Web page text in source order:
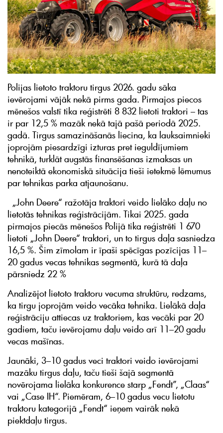
Polijas lietoto traktoru tirgus 2026. gadu sāka
ievērojami vājāk nekā pirms gada. Pirmajos piecos
mēnešos valstī tika reģistrēti 8 832 lietoti traktori – tas
ir par 12,5 % mazāk nekā tajā pašā periodā 2025.
gadā. Tirgus samazināšanās liecina, ka lauksaimnieki
joprojām piesardzīgi izturas pret ieguldījumiem
tehnikā, turklāt augstās finansēšanas izmaksas un
nenoteiktā ekonomiskā situācija tieši ietekmē lēmumus
par tehnikas parka atjaunošanu.
„John Deere“ ražotāja traktori veido lielāko daļu no
lietotās tehnikas reģistrācijām. Tikai 2025. gada
pirmajos piecās mēnešos Polijā tika reģistrēti 1 670
lietoti „John Deere“ traktori, un to tirgus daļa sasniedza
16,5 %. Šim zīmolam ir īpaši spēcīgas pozīcijas 11–
20 gadus vecas tehnikas segmentā, kurā tā daļa
pārsniedz 22 %
Analizējot lietoto traktoru vecuma struktūru, redzams,
ka tirgu joprojām veido vecāka tehnika. Lielākā daļa
reģistrāciju attiecas uz traktoriem, kas vecāki par 20
gadiem, taču ievērojamu daļu veido arī 11–20 gadu
vecas mašīnas.
Jaunāki, 3–10 gadus veci traktori veido ievērojami
mazāku tirgus daļu, taču tieši šajā segmentā
novērojama lielāka konkurence starp „Fendt”, „Claas“
vai „Case IH“. Piemēram, 6–10 gadus vecu lietotu
traktoru kategorijā „Fendt“ ieņem vairāk nekā
piektdaļu tirgus.